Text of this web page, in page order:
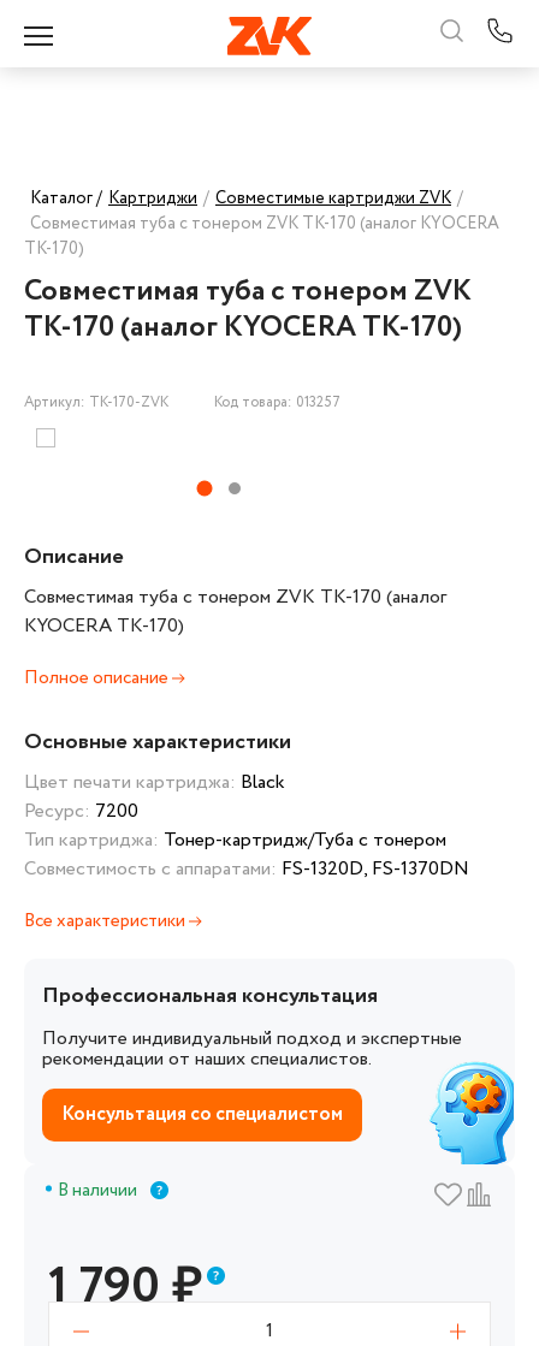
Каталог / Картриджи / Совместимые картриджи ZVK /
Совместимая туба с тонером ZVK TK-170 (аналог KYOCERA
TK-170)
Совместимая туба с тонером ZVK
TK-170 (аналог KYOCERA TK-170)
Артикул: TK-170-ZVK Код товара: 013257
Описание
Совместимая туба с тонером ZVK TK-170 (аналог
KYOCERA TK-170)
Полное описание
Основные характеристики
Цвет печати картриджа: Black
Ресурс: 7200
Тип картриджа: Тонер-картридж/Туба с тонером
Совместимость с аппаратами: FS-1320D, FS-1370DN
Все характеристики
Профессиональная консультация
Получите индивидуальный подход и экспертные
рекомендации от наших специалистов.
Консультация со специалистом
В наличии
1 790₽
1